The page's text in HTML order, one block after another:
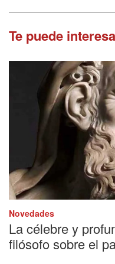
Te puede
Novedades
La célebre y
filósofo sobre el